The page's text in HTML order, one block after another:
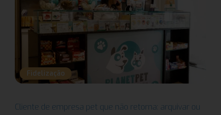
Fidelização
Cliente de empresa pet que não retorna: arquivar ou